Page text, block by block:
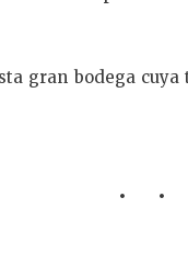
gran bodega